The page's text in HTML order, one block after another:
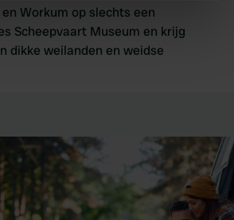
analyse our traffic. We also share
who may combine it with
their services.
Workum op slechts een
Scheepvaart Museum en krijg
dikke weilanden en weidse